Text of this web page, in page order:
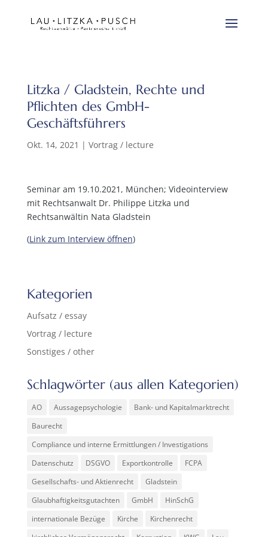
Litzka / Gladstein, Rechte und
Pflichten des GmbH-
Geschäftsführers
Okt. 14, 2021 | Vortrag / lecture
Seminar am 19.10.2021, München; Videointerview
mit Rechtsanwalt Dr. Philippe Litzka und
Rechtsanwältin Nata Gladstein
(Link zum Interview öffnen)
Kategorien
Aufsatz / essay
Vortrag / lecture
Sonstiges / other
Schlagwörter (aus allen Kategorien)
AO Aussagepsychologie
Bank- und Kapitalmarktrecht
Baurecht
Compliance und interne Ermittlungen / Investigations
Datenschutz
DSGVO Exportkontrolle
FCPA
Gesellschafts- und Aktienrecht
Gladstein
Glaubhaftigkeitsgutachten
GmbH
HinSchG
internationale Bezüge
Kirche
Kirchenrecht